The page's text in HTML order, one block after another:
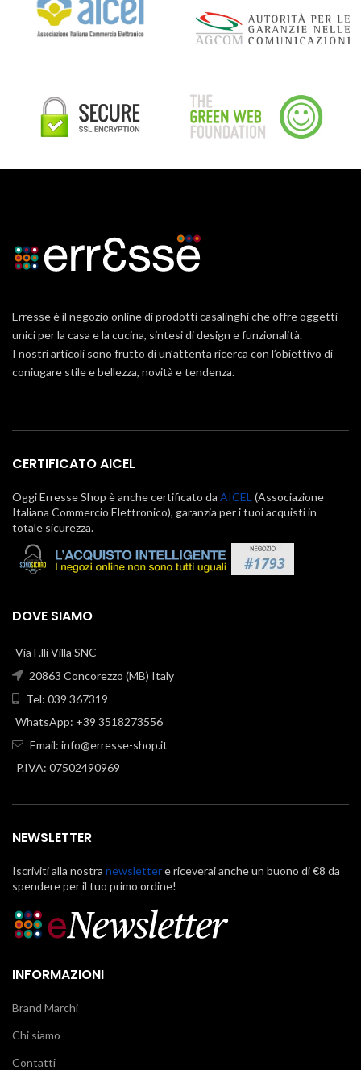
Erresse è il negozio online di prodotti casalinghi che offre oggetti
unici per la casa e la cucina, sintesi di design e funzionalità.
I nostri articoli sono frutto di un’attenta ricerca con l’obiettivo di
coniugare stile e bellezza, novità e tendenza.
CERTIFICATO AICEL
Oggi Erresse Shop è anche certificato da AICEL (Associazione
Italiana Commercio Elettronico), garanzia per i tuoi acquisti in
totale sicurezza.
DOVE SIAMO
Via F.lli Villa SNC
20863 Concorezzo (MB) Italy
Tel: 039 367319
WhatsApp: +39 3518273556
Email: info@erresse-shop.it
P.IVA: 07502490969
NEWSLETTER
Iscriviti alla nostra newslettere riceverai anche un buono di €8 da
spendere per il tuo primo ordine!
INFORMAZIONI
Brand Marchi
Chi siamo
Contatti